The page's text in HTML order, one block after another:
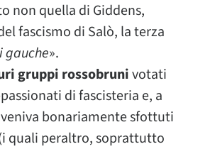
non quella di Giddens,
fascismo di Salò, la terza
gauche».
gruppi rossobrunivotati
di fascisteria e, a
bonariamente sfottuti
quali peraltro, soprattutto